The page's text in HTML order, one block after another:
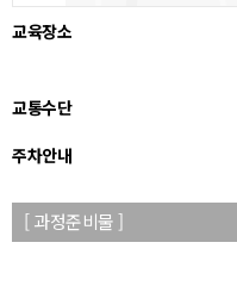
교육장소
교통수단
주차안내
[ 과정준비물 ]